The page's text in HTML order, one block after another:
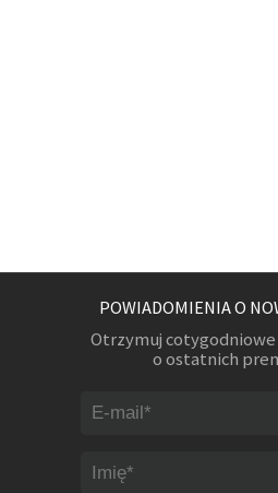
POWIADOMIENIA O
Otrzymuj
o ostatnich